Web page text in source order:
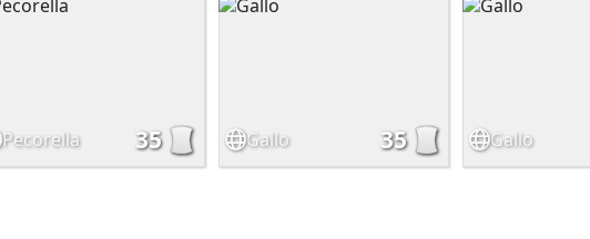
Pecorella 35 Gallo 35 Gallo